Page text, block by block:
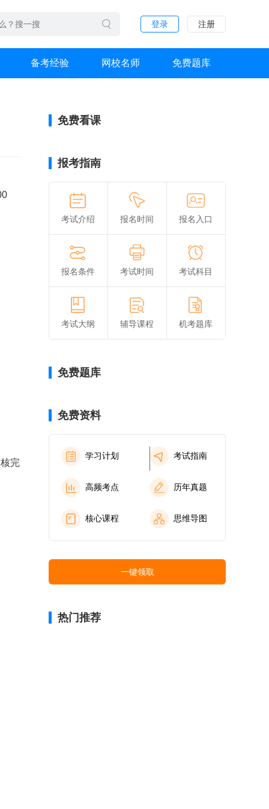
登录 注册
备考经验 网校名师 免费题库
完
免费看课
报考指南
考试介绍 报名时间 报名入口
报名条件 考试时间 考试科目
考试大纲 辅导课程 机考题库
免费题库
免费资料
学习计划 考试指南
高频考点 历年真题
核心课程 思维导图
一键领取
热门推荐